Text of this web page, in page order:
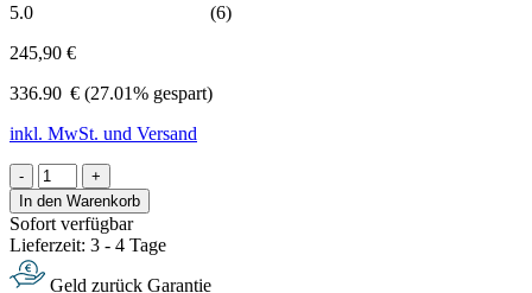
5.0
(6)
245,90 €
336.90 € (27.01% gespart)
inkl. MwSt. und Versand
-
+
In den Warenkorb
Sofort verfügbar
Lieferzeit: 3 - 4 Tage
Geld zurück Garantie